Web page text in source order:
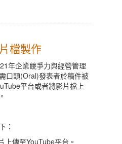
檔製作
年企業競爭力與經營管理
口頭(Oral)發表者於稿件被
平台或者將影片檔上
：
上傳至YouTube平台。